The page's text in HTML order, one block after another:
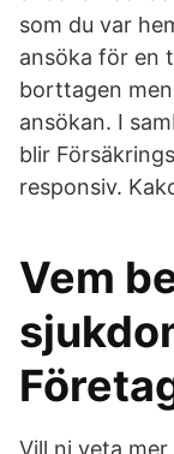
som du var
ansöka för en
borttagen
ansökan. I
blir
responsiv.
Vem
Vill ni veta